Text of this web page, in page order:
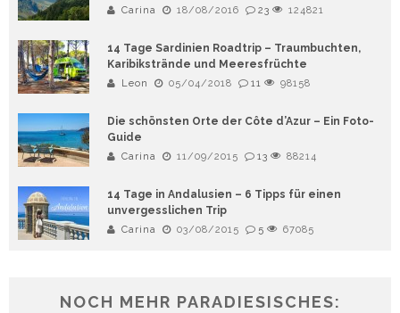
Carina 18/08/2016 23 124821
14 Tage Sardinien Roadtrip – Traumbuchten,
Karibikstrände und Meeresfrüchte
Leon 05/04/2018 11 98158
Die schönsten Orte der Côte d’Azur – Ein Foto-
Guide
Carina 11/09/2015 13 88214
14 Tage in Andalusien – 6 Tipps für einen
unvergesslichen Trip
Carina 03/08/2015 5 67085
NOCH MEHR PARADIESISCHES: